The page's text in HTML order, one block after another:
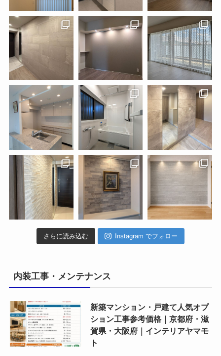
さらに読み込む Instagram でフォロー
内装工事・メンテナンス
新築マンション・戸建て人気オプ
ション工事参考価格｜京都府・滋
賀県・大阪府｜インテリアヤマモ
ト